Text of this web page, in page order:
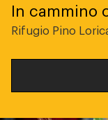
In cammino
Rifugio Pino